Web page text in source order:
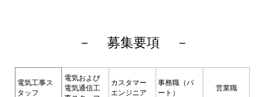
募集要項
電気工事ス
タッフ
電気および
電気通信工
カスタマー
エンジニア
事務職（パ
ート）
営業職